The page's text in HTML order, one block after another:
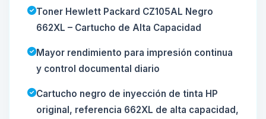
Toner Hewlett Packard CZ105AL Negro
662XL – Cartucho de Alta Capacidad
Mayor rendimiento para impresión continua
y control documental diario
Cartucho negro de inyección de tinta HP
original, referencia 662XL de alta capacidad,